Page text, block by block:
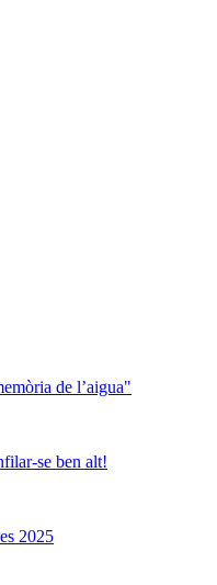
de l’aigua"
se ben alt!
2025